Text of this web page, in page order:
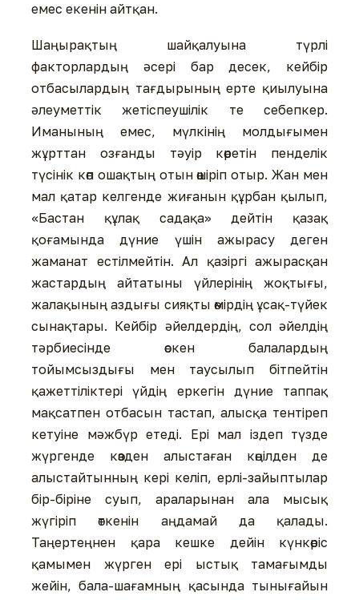
емес екенін айтқан.
Шаңырақтың шайқалуына түрлі
факторлардың əсері бар десек, кейбір
отбасылардың тағдырының ерте қиылуына
əлеуметтік жетіспеушілік те себепкер.
Иманының емес, мүлкінің молдығымен
жұрттан озғанды тəуір көретін пенделік
түсінік көп ошақтың отын өшіріп отыр. Жан мен
мал қатар келгенде жиғанын құрбан қылып,
«Бастан құлақ садақа» дейтін қазақ
қоғамында дүние үшін ажырасу деген
жаманат естілмейтін. Ал қазіргі ажырасқан
жастардың айтатыны үйлерінің жоқтығы,
жалақының аздығы сияқты өмірдің ұсақ-түйек
сынақтары. Кейбір əйелдердің, сол əйелдің
тəрбиесінде өскен балалардың
тойымсыздығы мен таусылып бітпейтін
қажеттіліктері үйдің еркегін дүние таппақ
мақсатпен отбасын тастап, алысқа тентіреп
кетуіне мəжбүр етеді. Ері мал іздеп түзде
жүргенде көзден алыстаған көңілден де
алыстайтынның кері келіп, ерлі-зайыптылар
бір-біріне суып, араларынан ала мысық
жүгіріп өткенін аңдамай да қалады.
Таңертеңнен қара кешке дейін күнкөріс
қамымен жүрген ері ыстық тамағымды
жейін, бала-шағамның қасында тынығайын